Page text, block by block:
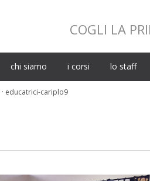
COGLI LA
chi siamo i corsi lo staff
· educatrici-cariplo9